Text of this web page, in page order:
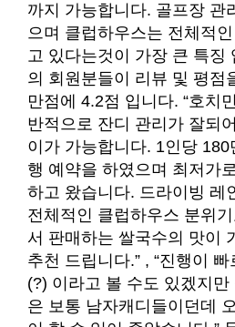
까지 가능합니다. 골프장 관
으며 클럽하우스는 전체적
고 있다는것이 가장 큰 특징
의 회원분들이 리뷰 및 평점
만점에 4.2점 입니다. “호치
반적으로 잔디 관리가 잘되
이가 가능합니다. 1인당 180
행 예약을 하였으며 최저가
하고 왔습니다. 드라이빙 레
전체적인 클럽하우스 분위
서 판매하는 쌀국수의 맛이
추천 드립니다.” , “진행이
(?) 이라고 볼 수도 있겠지
은 보통 남자캐디들이던데